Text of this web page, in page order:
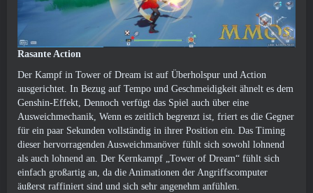
Rasante Action
Der Kampf in Tower of Dream ist auf Überholspur und Action
ausgerichtet. In Bezug auf Tempo und Geschmeidigkeit ähnelt es dem
Genshin-Effekt, Dennoch verfügt das Spiel auch über eine
Ausweichmechanik, Wenn es zeitlich begrenzt ist, friert es die Gegner
für ein paar Sekunden vollständig in ihrer Position ein. Das Timing
dieser hervorragenden Ausweichmanöver fühlt sich sowohl lohnend
als auch lohnend an. Der Kernkampf „Tower of Dream“ fühlt sich
einfach großartig an, da die Animationen der Angriffscomputer
äußerst raffiniert sind und sich sehr angenehm anfühlen.